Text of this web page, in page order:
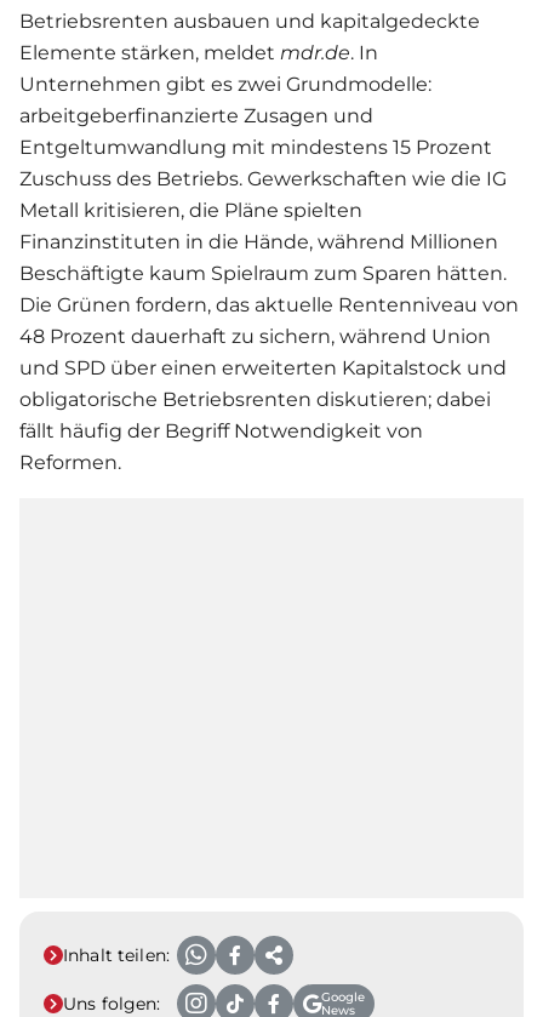
Betriebsrenten ausbauen und kapitalgedeckte
Elemente stärken, meldet mdr.de. In
Unternehmen gibt es zwei Grundmodelle:
arbeitgeberfinanzierte Zusagen und
Entgeltumwandlung mit mindestens 15 Prozent
Zuschuss des Betriebs. Gewerkschaften wie die IG
Metall kritisieren, die Pläne spielten
Finanzinstituten in die Hände, während Millionen
Beschäftigte kaum Spielraum zum Sparen hätten.
Die Grünen fordern, das aktuelle Rentenniveau von
48 Prozent dauerhaft zu sichern, während Union
und SPD über einen erweiterten Kapitalstock und
obligatorische Betriebsrenten diskutieren; dabei
fällt häufig der Begriff Notwendigkeit von
Reformen.
Inhalt teilen:
Uns folgen:
Google
News